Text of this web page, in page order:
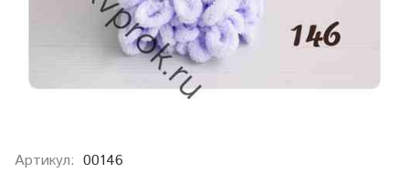
Артикул: 00146